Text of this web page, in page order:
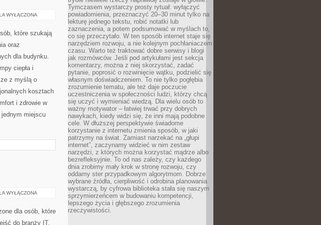
WYŁĄCZONA
które szukają
oraz
dla budynku.
ciepła i
z myślą o
kosztach
i zdrowie w
miejscu
WYŁĄCZONA
dla osób, które
do branży IT,
Tymczasem wystarczy prosty rytuał: wyłączyć
powiadomienia, przeznaczyć 20–30 minut tylko na
lekturę jednego tekstu, robić notatki lub
zaznaczenia, a potem podsumować w myślach to,
co się przeczytało. W ten sposób internet staje się
narzędziem rozwoju, a nie kolejnym pochłaniaczem
czasu. Warto też traktować dobre serwisy i blogi
jak rozmówców. Jeśli pod artykułami jest sekcja
komentarzy, można z niej skorzystać, zadać
pytanie, poprosić o rozwinięcie wątku, podzielić się
własnym doświadczeniem. To nie tylko pogłębia
zrozumienie tematu, ale też daje poczucie
uczestniczenia w społeczności ludzi, którzy chcą
się uczyć i wymieniać wiedzą. Dla wielu osób to
ważny motywator – łatwiej trwać przy dobrych
nawykach, kiedy widzi się, że inni mają podobne
cele. W dłuższej perspektywie świadome
korzystanie z internetu zmienia sposób, w jaki
patrzymy na świat. Zamiast narzekać na „głupi
internet”, zaczynamy widzieć w nim zestaw
narzędzi, z których można korzystać mądrze albo
bezrefleksyjnie. To od nas zależy, czy każdego
dnia zrobimy mały krok w stronę rozwoju, czy
oddamy ster przypadkowym algorytmom. Dobrze
wybrane źródła, cierpliwość i odrobina planowania
wystarczą, by cyfrowa biblioteka stała się naszym
sprzymierzeńcem w budowaniu kompetencji,
lepszego życia i głębszego zrozumienia
rzeczywistości.